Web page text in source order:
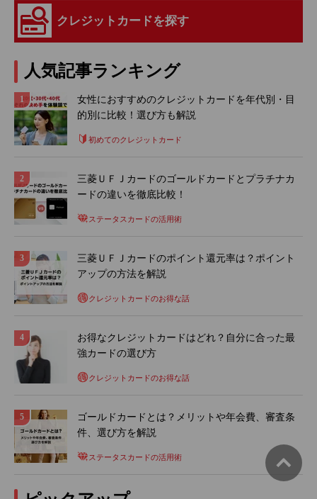
クレジットカードを探す
人気記事ランキング
女性におすすめのクレジットカードを年代別・目
的別に比較！選び方も解説
初めてのクレジットカード
三菱ＵＦＪカードのゴールドカードとプラチナカ
ードの違いを徹底比較！
ステータスカードの活用術
三菱ＵＦＪカードのポイント還元率は？ポイント
アップの方法を解説
クレジットカードのお得な話
お得なクレジットカードはどれ？自分に合った最
強カードの選び方
クレジットカードのお得な話
ゴールドカードとは？メリットや年会費、審査条
件、選び方を解説
ステータスカードの活用術